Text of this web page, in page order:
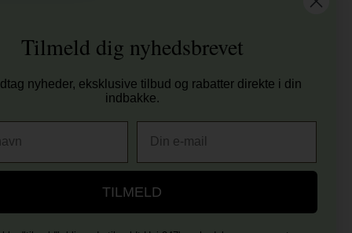
dages returret
E-mærket - Din sikkerhed
Tilmeld dig nyhedsbrevet
nyheder, eksklusive tilbud og rabatter direkte i din
indbakke.
TILMELD